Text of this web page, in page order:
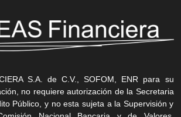
S.A. de C.V., SOFOM, ENR para su
no requiere autorización de la Secretaria
Público, y no esta sujeta a la Supervisión y